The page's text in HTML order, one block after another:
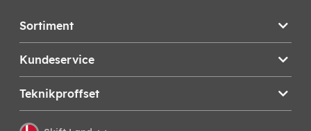
Sortiment
Kundeservice
Teknikproffset